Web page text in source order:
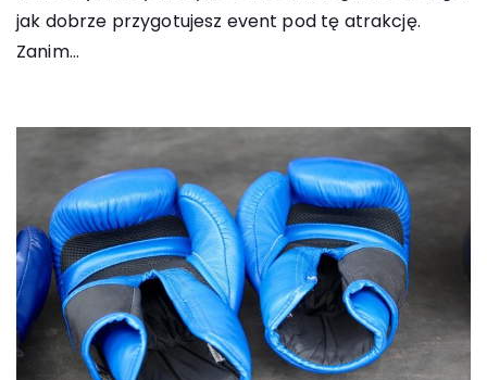
jak dobrze przygotujesz event pod tę atrakcję.
Zanim...